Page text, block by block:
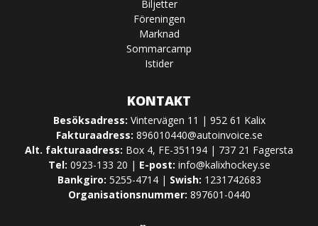
Biljetter
Föreningen
Marknad
Sommarcamp
Istider
KONTAKT
Besöksadress: Vintervägen 11 | 952 61 Kalix
Fakturaadress: 896010440@autoinvoice.se
Alt. fakturaadress: Box 4, FE-351194 | 737 21 Fagersta
Tel: 0923-133 20 | E-post: info@kalixhockey.se
Bankgiro: 5255-4714 | Swish: 1231742683
Organisationsnummer: 897601-0440